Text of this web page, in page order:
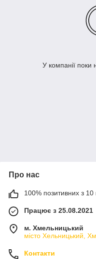
У компанії поки
Про нас
100% позитивних з 10
Працює з 25.08.2021
м. Хмельницький
місто Хельницький,
Контакти